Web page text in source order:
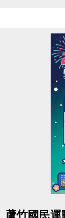
【營業時間調
2/18(三)初二
2/22(日)初六
-洽詢專線：
-
https://
-FB : 桃園市
-IG :
蘆竹國民